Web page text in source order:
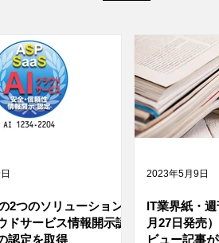
2つのソリューション
ドサービス情報開示認
認定を取得
IT業界紙・
月27日発売
ビュー記事
2023年5月9日